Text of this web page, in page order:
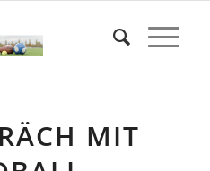
MIT